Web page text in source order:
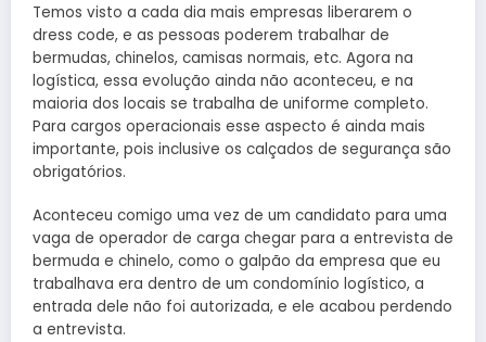
Temos visto a cada dia mais empresas liberarem o
dress code, e as pessoas poderem trabalhar de
bermudas, chinelos, camisas normais, etc. Agora na
logística, essa evolução ainda não aconteceu, e na
maioria dos locais se trabalha de uniforme completo.
Para cargos operacionais esse aspecto é ainda mais
importante, pois inclusive os calçados de segurança são
obrigatórios.
Aconteceu comigo uma vez de um candidato para uma
vaga de operador de carga chegar para a entrevista de
bermuda e chinelo, como o galpão da empresa que eu
trabalhava era dentro de um condomínio logístico, a
entrada dele não foi autorizada, e ele acabou perdendo
a entrevista.